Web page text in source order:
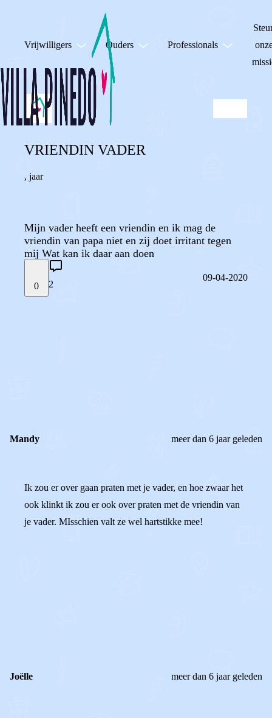
Vrijwilligers Ouders Professionals
VRIENDIN VADER
, jaar
Mijn vader heeft een vriendin en ik mag de
vriendin van papa niet en zij doet irritant tegen
mij Wat kan ik daar aan doen
0 2
09-04-2020
Mandy meer dan 6 jaar geleden
Ik zou er over gaan praten met je vader, en hoe zwaar het
ook klinkt ik zou er ook over praten met de vriendin van
je vader. MIsschien valt ze wel hartstikke mee!
Joëlle meer dan 6 jaar geleden